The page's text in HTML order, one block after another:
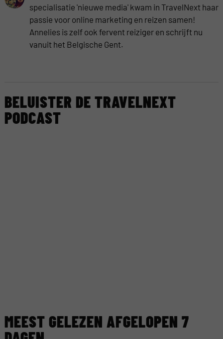
specialisatie 'nieuwe media' kwam in TravelNext haar
passie voor online marketing en reizen samen!
Annelies is zelf ook fervent reiziger en schrijft nu
vanuit het Belgische Gent.
BELUISTER DE TRAVELNEXT
PODCAST
MEEST GELEZEN AFGELOPEN 7